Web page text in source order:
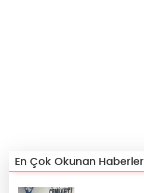
En Çok Okunan Haberler